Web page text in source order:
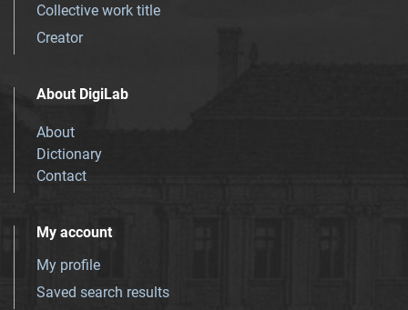
Collective work title
Creator
About DigiLab
About
Dictionary
Contact
My account
My profile
Saved search results